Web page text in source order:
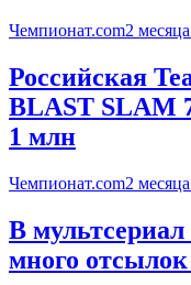
Чемпионат.com2
Российская
BLAST SLAM
1 млн
Чемпионат.com2
В
много